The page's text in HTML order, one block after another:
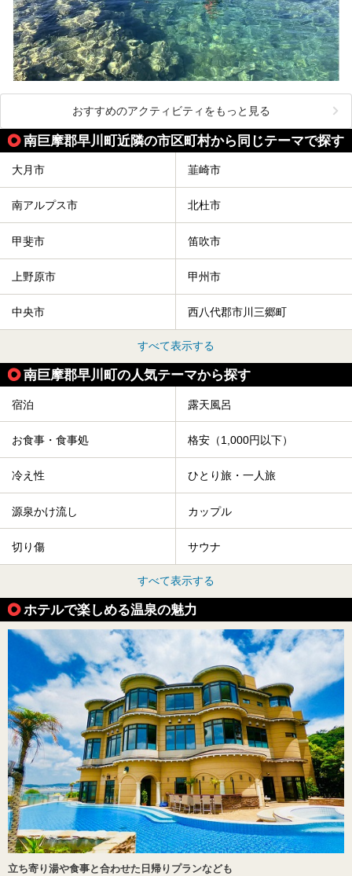
おすすめのアクティビティをもっと見る
南巨摩郡早川町近隣の市区町村から同じテーマで探す
大月市 韮崎市
南アルプス市 北杜市
甲斐市 笛吹市
上野原市 甲州市
中央市 西八代郡市川三郷町
すべて表示する
南巨摩郡早川町の人気テーマから探す
宿泊 露天風呂
お食事・食事処 格安（1,000円以下）
冷え性 ひとり旅・一人旅
源泉かけ流し カップル
切り傷 サウナ
すべて表示する
ホテルで楽しめる温泉の魅力
立ち寄り湯や食事と合わせた日帰りプランなども